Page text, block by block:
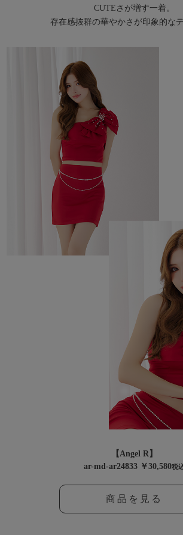
CUTEさが増す一着。
存在感抜群の華やかさが印象的なデ
【Angel R】
ar-md-ar24833 ￥30,580税
商品を見る